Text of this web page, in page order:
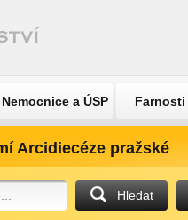
Nemocnice a ÚSP Farnosti
Arcidiecéze pražské
Hledat